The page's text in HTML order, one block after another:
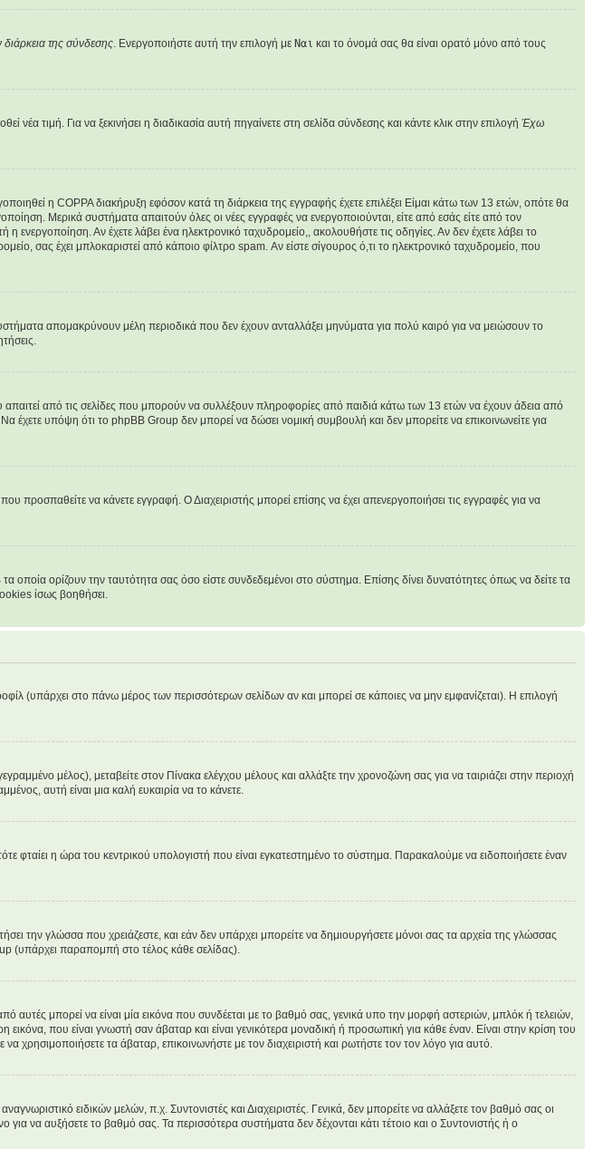
της σύνδεσης . Ενεργοποιήστε αυτή την επιλογή με Ναι και το όνομά σας θα είναι ορατό μόνο από τους
τιμή. Για να ξεκινήσει η διαδικασία αυτή πηγαίνετε στη σελίδα σύνδεσης και κάντε κλικ στην επιλογή Έχω
η COPPA διακήρυξη εφόσον κατά τη διάρκεια της εγγραφής έχετε επιλέξει Είμαι κάτω των 13 ετών, οπότε θα
Μερικά συστήματα απαιτούν όλες οι νέες εγγραφές να ενεργοποιούνται, είτε από εσάς είτε από τον
Αν έχετε λάβει ένα ηλεκτρονικό ταχυδρομείο,, ακολουθήστε τις οδηγίες. Αν δεν έχετε λάβει το
σας έχει μπλοκαριστεί από κάποιο φίλτρο spam. Αν είστε σίγουρος ό,τι το ηλεκτρονικό ταχυδρομείο, που
απομακρύνουν μέλη περιοδικά που δεν έχουν ανταλλάξει μηνύματα για πολύ καιρό για να μειώσουν το
από τις σελίδες που μπορούν να συλλέξουν πληροφορίες από παιδιά κάτω των 13 ετών να έχουν άδεια από
υπόψη ότι το phpBB Group δεν μπορεί να δώσει νομική συμβουλή και δεν μπορείτε να επικοινωνείτε για
προσπαθείτε να κάνετε εγγραφή. Ο Διαχειριστής μπορεί επίσης να έχει απενεργοποιήσει τις εγγραφές για να
ορίζουν την ταυτότητα σας όσο είστε συνδεδεμένοι στο σύστημα. Επίσης δίνει δυνατότητες όπως να δείτε τα
ίσως βοηθήσει.
(υπάρχει στο πάνω μέρος των περισσότερων σελίδων αν και μπορεί σε κάποιες να μην εμφανίζεται). Η επιλογή
μέλος), μεταβείτε στον Πίνακα ελέγχου μέλους και αλλάξτε την χρονοζώνη σας για να ταιριάζει στην περιοχή
αυτή είναι μια καλή ευκαιρία να το κάνετε.
φταίει η ώρα του κεντρικού υπολογιστή που είναι εγκατεστημένο το σύστημα. Παρακαλούμε να ειδοποιήσετε έναν
την γλώσσα που χρειάζεστε, και εάν δεν υπάρχει μπορείτε να δημιουργήσετε μόνοι σας τα αρχεία της γλώσσας
(υπάρχει παραπομπή στο τέλος κάθε σελίδας).
μπορεί να είναι μία εικόνα που συνδέεται με το βαθμό σας, γενικά υπο την μορφή αστεριών, μπλόκ ή τελειών,
που είναι γνωστή σαν άβαταρ και είναι γενικότερα μοναδική ή προσωπική για κάθε έναν. Είναι στην κρίση του
χρησιμοποιήσετε τα άβαταρ, επικοινωνήστε με τον διαχειριστή και ρωτήστε τον τον λόγο για αυτό.
ειδικών μελών, π.χ. Συντονιστές και Διαχειριστές. Γενικά, δεν μπορείτε να αλλάξετε τον βαθμό σας οι
να αυξήσετε το βαθμό σας. Τα περισσότερα συστήματα δεν δέχονται κάτι τέτοιο και ο Συντονιστής ή ο